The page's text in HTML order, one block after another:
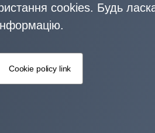
cookies. Будь
Cookie policy link